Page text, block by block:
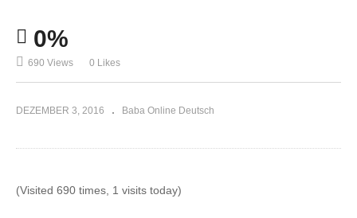
0%
690 Views 0 Likes
DEZEMBER 3, 2016 Baba Online Deutsch
(Visited 690 times, 1 visits today)